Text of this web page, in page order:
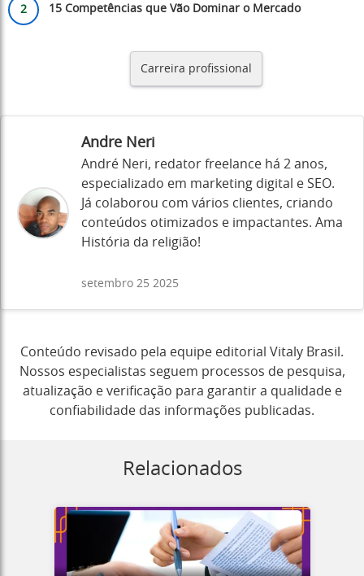
15 Competências que Vão Dominar o Mercado
Carreira profissional
Andre Neri
André Neri, redator freelance há 2 anos,
especializado em marketing digital e SEO.
Já colaborou com vários clientes, criando
conteúdos otimizados e impactantes. Ama
História da religião!
setembro 25 2025
Conteúdo revisado pela equipe editorial Vitaly Brasil.
Nossos especialistas seguem processos de pesquisa,
atualização e verificação para garantir a qualidade e
confiabilidade das informações publicadas.
Relacionados